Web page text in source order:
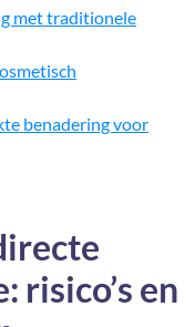
met traditionele
benadering voor
risico’s en